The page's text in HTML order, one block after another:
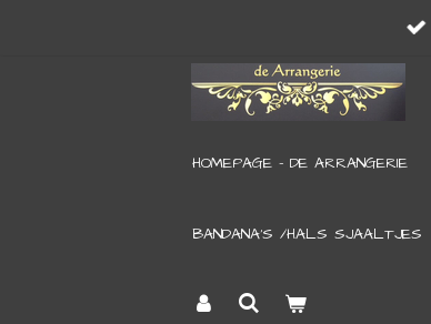
HOMEPAGE - DE ARRANGERIE
BANDANA’S /HALS SJAALTJES